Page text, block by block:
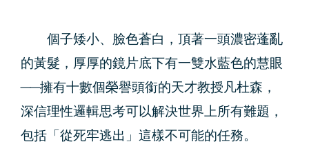
個子矮小、臉色蒼白，頂著一頭濃密蓬亂
的黃髮，厚厚的鏡片底下有一雙水藍色的慧眼
──擁有十數個榮譽頭銜的天才教授凡杜森，
深信理性邏輯思考可以解決世界上所有難題，
包括「從死牢逃出」這樣不可能的任務。